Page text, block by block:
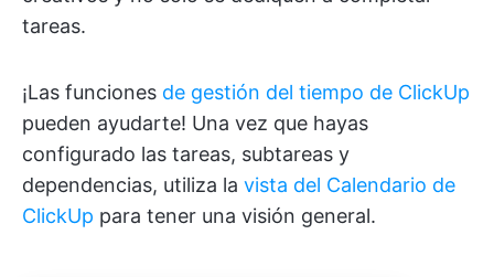
tareas.
¡Las funciones de gestión del tiempo de ClickUp
pueden ayudarte! Una vez que hayas
configurado las tareas, subtareas y
dependencias, utiliza la vista del Calendario de
ClickUp para tener una visión general.